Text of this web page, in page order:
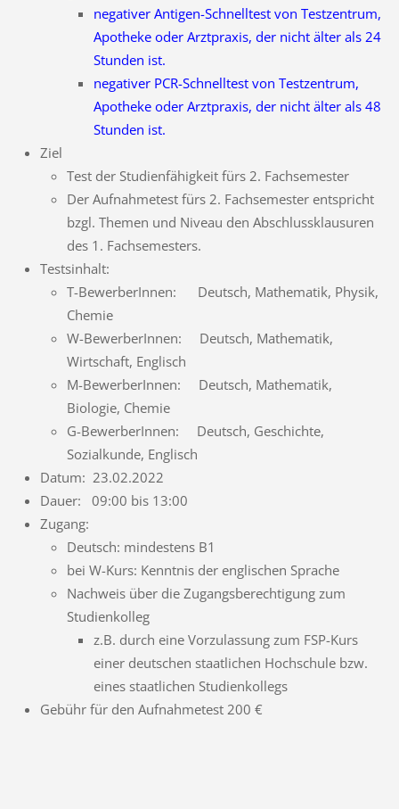
negativer Antigen-Schnelltest von Testzentrum,
Apotheke oder Arztpraxis, der nicht älter als 24
Stunden ist.
negativer PCR-Schnelltest von Testzentrum,
Apotheke oder Arztpraxis, der nicht älter als 48
Stunden ist.
Ziel
Test der Studienfähigkeit fürs 2. Fachsemester
Der Aufnahmetest fürs 2. Fachsemester entspricht
bzgl. Themen und Niveau den Abschlussklausuren
des 1. Fachsemesters.
Testsinhalt:
T-BewerberInnen: Deutsch, Mathematik, Physik,
Chemie
W-BewerberInnen: Deutsch, Mathematik,
Wirtschaft, Englisch
M-BewerberInnen: Deutsch, Mathematik,
Biologie, Chemie
G-BewerberInnen: Deutsch, Geschichte,
Sozialkunde, Englisch
Datum: 23.02.2022
Dauer: 09:00 bis 13:00
Zugang:
Deutsch: mindestens B1
bei W-Kurs: Kenntnis der englischen Sprache
Nachweis über die Zugangsberechtigung zum
Studienkolleg
z.B. durch eine Vorzulassung zum FSP-Kurs
einer deutschen staatlichen Hochschule bzw.
eines staatlichen Studienkollegs
Gebühr für den Aufnahmetest 200 €